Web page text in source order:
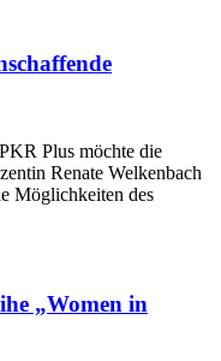
Plus möchte die
Renate Welkenbach
Möglichkeiten des
„Women in